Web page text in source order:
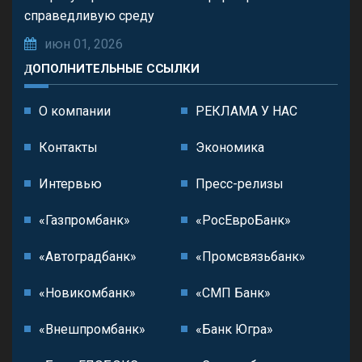
справедливую среду
июн 01, 2026
ДОПОЛНИТЕЛЬНЫЕ ССЫЛКИ
О компании РЕКЛАМА У НАС
Контакты Экономика
Интервью Пресс-релизы
«Газпромбанк» «РосЕвроБанк»
«Автоградбанк» «Промсвязьбанк»
«Новикомбанк» «СМП Банк»
«Внешпромбанк» «Банк Югра»